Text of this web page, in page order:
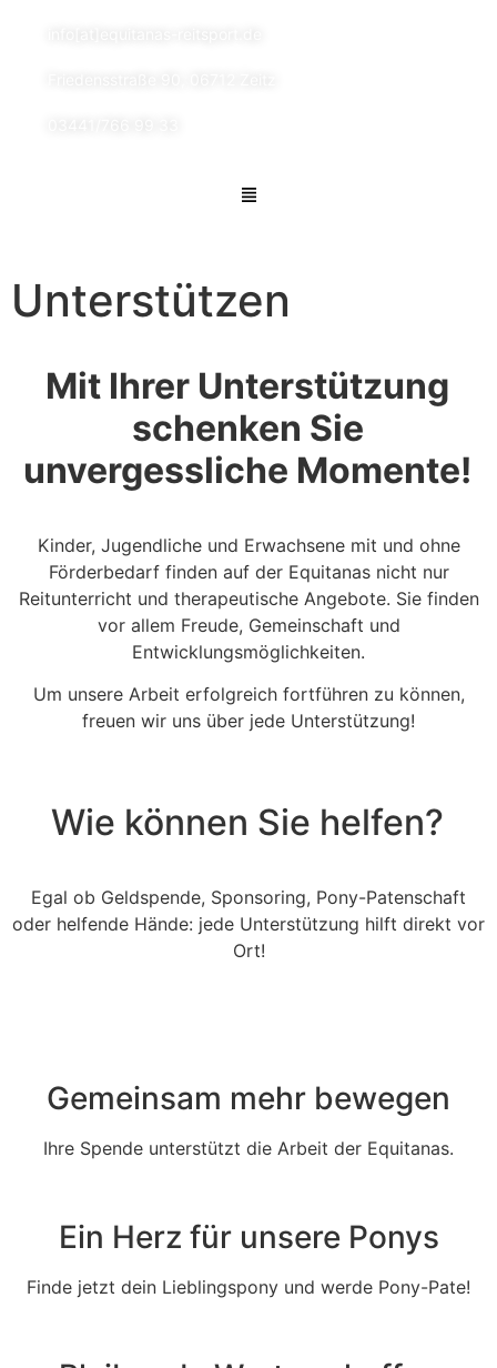
Unterstützen
Mit Ihrer Unterstützung
schenken Sie
unvergessliche Momente!
Kinder, Jugendliche und Erwachsene mit und ohne
Förderbedarf finden auf der Equitanas nicht nur
Reitunterricht und therapeutische Angebote. Sie finden
vor allem Freude, Gemeinschaft und
Entwicklungsmöglichkeiten.
Um unsere Arbeit erfolgreich fortführen zu können,
freuen wir uns über jede Unterstützung!
Wie können Sie helfen?
Egal ob Geldspende, Sponsoring, Pony-Patenschaft
oder helfende Hände: jede Unterstützung hilft direkt vor
Ort!
Gemeinsam mehr bewegen
Ihre Spende unterstützt die Arbeit der Equitanas.
Ein Herz für unsere Ponys
Finde jetzt dein Lieblingspony und werde Pony-Pate!